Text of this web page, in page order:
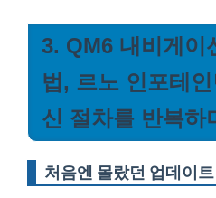
3. QM6 내비게이
법, 르노 인포테
신 절차를 반복하
처음엔 몰랐던 업데이